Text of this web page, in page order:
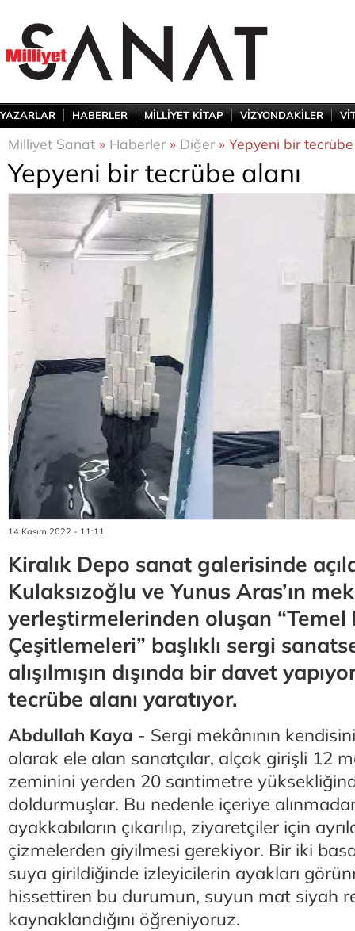
YAZARLAR HABERLER MİLLİYET KİTAP VİZYONDAKİLER
Milliyet Sanat » Haberler» Diğer» Yepyeni bir tecrübe
Yepyeni bir tecrübe alanı
14 Kasım 2022 - 11:11
Kiralık Depo sanat galerisinde
Kulaksızoğlu ve Yunus Aras’ın
yerleştirmelerinden oluşan
Çeşitlemeleri” başlıklı sergi
alışılmışın dışında bir davet
tecrübe alanı yaratıyor.
Abdullah Kaya - Sergi mekânının
olarak ele alan sanatçılar, alçak girişli 12
zeminini yerden 20 santimetre
doldurmuşlar. Bu nedenle içeriye
ayakkabıların çıkarılıp, ziyaretçiler için
çizmelerden giyilmesi gerekiyor. Bir iki
suya girildiğinde izleyicilerin ayakları
hissettiren bu durumun, suyun mat siyah
kaynaklandığını öğreniyoruz.